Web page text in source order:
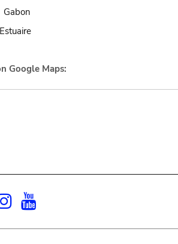
Gabon
Estuaire
Google Maps:
Instagram